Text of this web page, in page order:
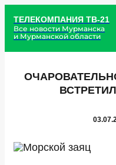
ТЕЛЕКОМПАНИЯ ТВ-21
Все новости Мурманска
и Мурманской области